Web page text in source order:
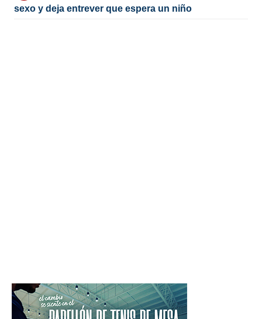
sexo y deja entrever que espera un niño